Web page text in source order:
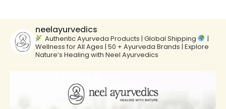
neelayurvedics
Authentic Ayurveda Products | Global Shipping
|
Wellness for All Ages | 50 + Ayurveda Brands | Explore
Nature’s Healing with Neel Ayurvedics